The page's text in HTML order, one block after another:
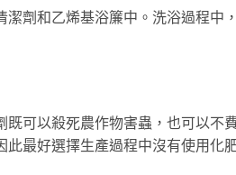
劑和乙烯基浴簾中。洗浴過程中
可以殺死農作物害蟲，也可以不
最好選擇生產過程中沒有使用化